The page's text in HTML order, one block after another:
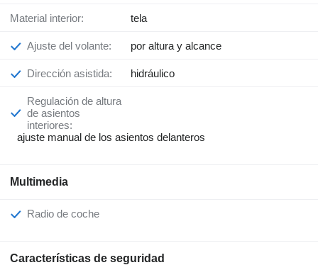
Material interior: tela
Ajuste del volante: por altura y alcance
Dirección asistida: hidráulico
Regulación de altura
de asientos
interiores:
ajuste manual de los asientos delanteros
Multimedia
Radio de coche
Características de seguridad